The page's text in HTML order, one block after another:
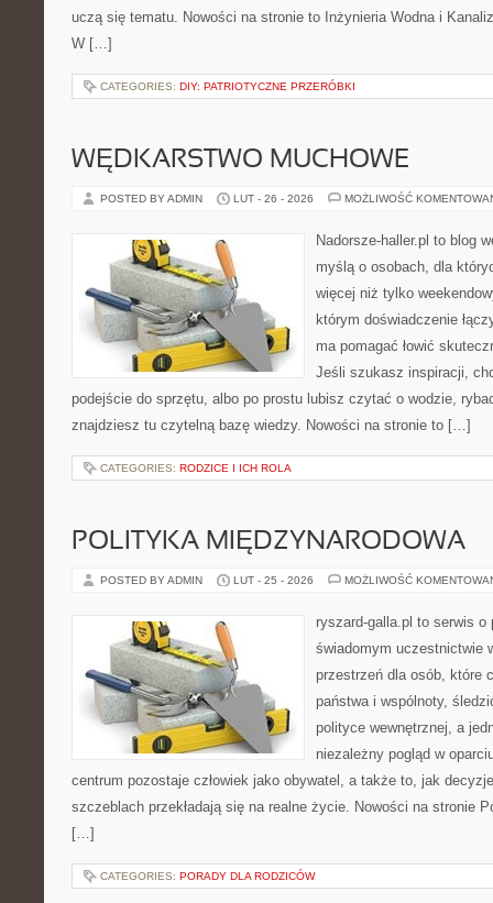
uczą się tematu. Nowości na stronie to Inżynieria Wodna i
W […]
CATEGORIES: DIY: PATRIOTYCZNE PRZERÓBKI
WĘDKARSTWO MUCHOWE
POSTED BY ADMIN LUT - 26 - 2026 MOŻLIWOŚĆ
Nadorsze-haller.pl to blog
myślą o osobach, dla
więcej niż tylko
którym doświadczenie
ma pomagać łowić
Jeśli szukasz inspiracji,
podejście do sprzętu, albo po prostu lubisz czytać o wodzie,
znajdziesz tu czytelną bazę wiedzy. Nowości na stronie to […]
CATEGORIES: RODZICE I ICH ROLA
POLITYKA MIĘDZYNARODOWA
POSTED BY ADMIN LUT - 25 - 2026 MOŻLIWOŚĆ
ryszard-galla.pl to serwis
świadomym uczestnictwie
przestrzeń dla osób, które
państwa i wspólnoty,
polityce wewnętrznej, a
niezależny pogląd w
centrum pozostaje człowiek jako obywatel, a także to, jak
szczeblach przekładają się na realne życie. Nowości na stronie
[…]
CATEGORIES: PORADY DLA RODZICÓW